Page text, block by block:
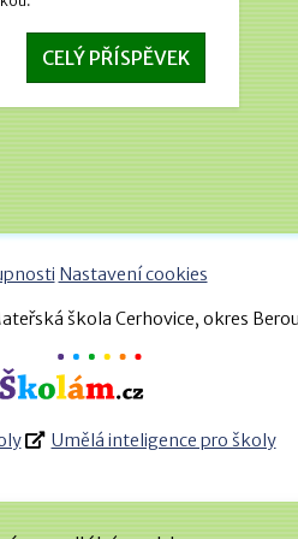
CELÝ PŘÍSPĚVEK
Nastavení cookies
škola Cerhovice, okres
Umělá inteligence pro školy